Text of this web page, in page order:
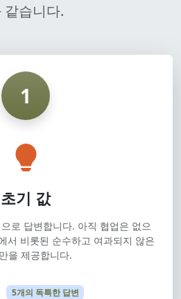
같습니다.
1
초기 값
로 답변합니다. 아직 협업은 없으
서 비롯된 순수하고 여과되지 않은
을 제공합니다.
5개의 독특한 답변